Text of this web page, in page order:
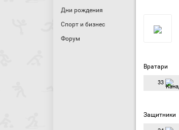
Дни рождения
Спорт и бизнес
Форум
Вратари
33
Защитники